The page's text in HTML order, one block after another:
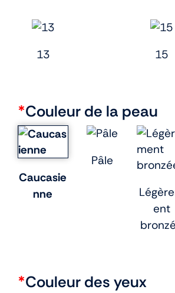
13 15
*Couleur de la peau
Caucasie
nne
Pâle
ent
*Couleur des yeux